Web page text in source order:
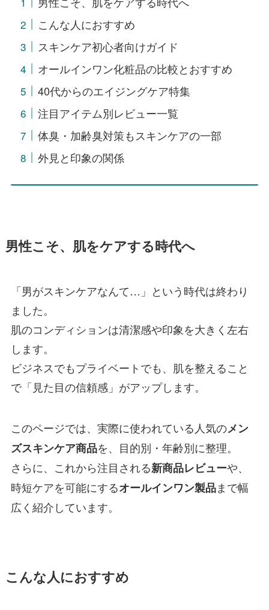
こんな人におすすめ
スキンケア初心者向けガイド
オールインワン化粧品の比較とおすすめ
40代からのエイジングケア特集
注目アイテム別レビュー一覧
体臭・加齢臭対策もスキンケアの一部
外見と印象の関係
男性こそ、肌をケアする時代へ
「男がスキンケアなんて…」という時代は終わり
ました。
肌のコンディションは清潔感や印象を大きく左右
します。
ビジネスでもプライベートでも、肌を整えること
で「見た目の信頼感」がアップします。
このページでは、実際に使われている人気のメン
ズスキンケア商品を、目的別・年齢別に整理。
さらに、これから注目される新商品レビューや、
時短ケアを可能にするオールインワン製品まで幅
広く紹介しています。
こんな人におすすめ